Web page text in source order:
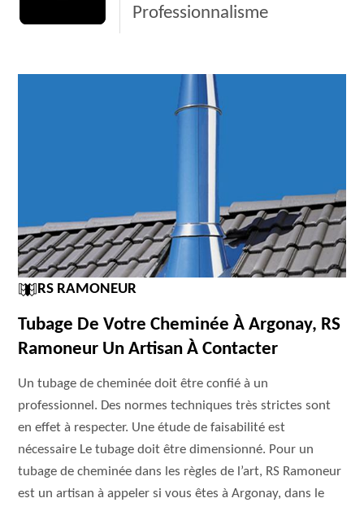
Professionnalisme
RS RAMONEUR
Tubage De Votre Cheminée À Argonay, RS
Ramoneur Un Artisan À Contacter
Un tubage de cheminée doit être confié à un
professionnel. Des normes techniques très strictes sont
en effet à respecter. Une étude de faisabilité est
nécessaire Le tubage doit être dimensionné. Pour un
tubage de cheminée dans les règles de l’art, RS Ramoneur
est un artisan à appeler si vous êtes à Argonay, dans le